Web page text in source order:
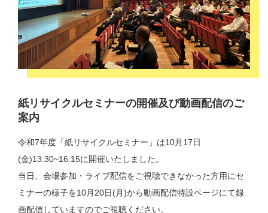
紙リサイクルセミナーの開催及び動画配信のご
案内
令和7年度「紙リサイクルセミナー」は10月17日
(金)13:30~16:15に開催いたしました。
当日、会場参加・ライブ配信をご視聴できなかった方用にセ
ミナーの様子を10月20日(月)から動画配信特設ページにて録
画配信していますのでご視聴ください。